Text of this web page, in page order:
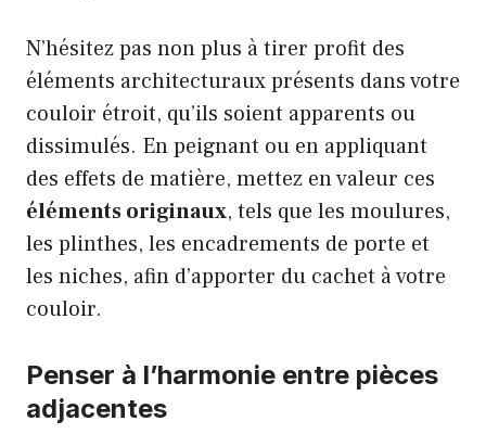
N’hésitez pas non plus à tirer profit des
éléments architecturaux présents dans votre
couloir étroit, qu’ils soient apparents ou
dissimulés. En peignant ou en appliquant
des effets de matière, mettez en valeur ces
éléments originaux, tels que les moulures,
les plinthes, les encadrements de porte et
les niches, afin d’apporter du cachet à votre
couloir.
Penser à l’harmonie entre pièces
adjacentes